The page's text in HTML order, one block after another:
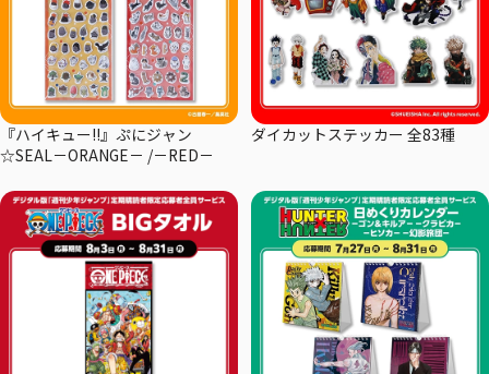
『ハイキュー!!』ぷにジャン
☆SEAL－ORANGE－ /－RED－
ダイカットステッカー 全83種